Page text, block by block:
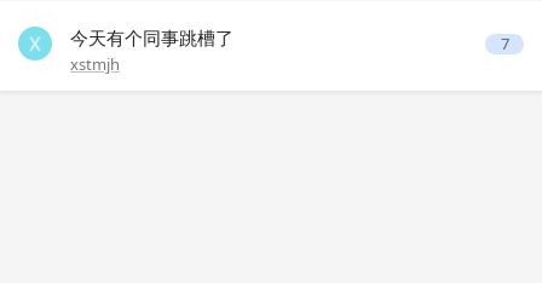
今天有个同事跳槽了
xstmjh
7